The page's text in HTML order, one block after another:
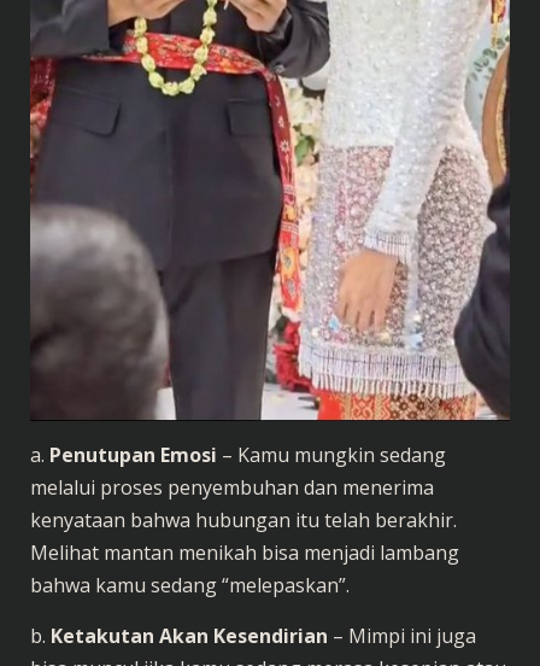
a. Penutupan Emosi – Kamu mungkin sedang
melalui proses penyembuhan dan menerima
kenyataan bahwa hubungan itu telah berakhir.
Melihat mantan menikah bisa menjadi lambang
bahwa kamu sedang “melepaskan”.
b. Ketakutan Akan Kesendirian – Mimpi ini juga